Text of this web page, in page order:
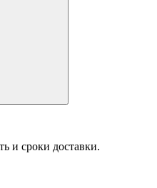
и сроки доставки.